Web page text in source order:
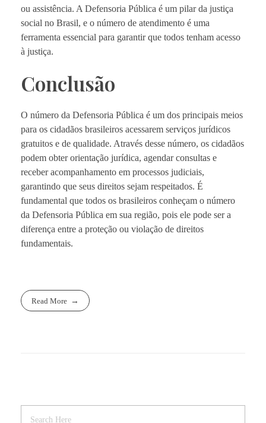
ou assistência. A Defensoria Pública é um pilar da justiça
social no Brasil, e o número de atendimento é uma
ferramenta essencial para garantir que todos tenham acesso
à justiça.
Conclusão
O número da Defensoria Pública é um dos principais meios
para os cidadãos brasileiros acessarem serviços jurídicos
gratuitos e de qualidade. Através desse número, os cidadãos
podem obter orientação jurídica, agendar consultas e
receber acompanhamento em processos judiciais,
garantindo que seus direitos sejam respeitados. É
fundamental que todos os brasileiros conheçam o número
da Defensoria Pública em sua região, pois ele pode ser a
diferença entre a proteção ou violação de direitos
fundamentais.
Read More